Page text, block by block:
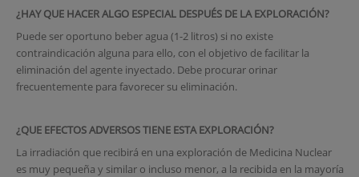
¿HAY QUE HACER ALGO ESPECIAL DESPUÉS DE LA EXPLORACIÓN?
Puede ser oportuno beber agua (1-2 litros) si no existe
contraindicación alguna para ello, con el objetivo de facilitar la
eliminación del agente inyectado. Debe procurar orinar
frecuentemente para favorecer su eliminación.
¿QUE EFECTOS ADVERSOS TIENE ESTA EXPLORACIÓN?
La irradiación que recibirá en una exploración de Medicina Nuclear
es muy pequeña y similar o incluso menor, a la recibida en la mayoría